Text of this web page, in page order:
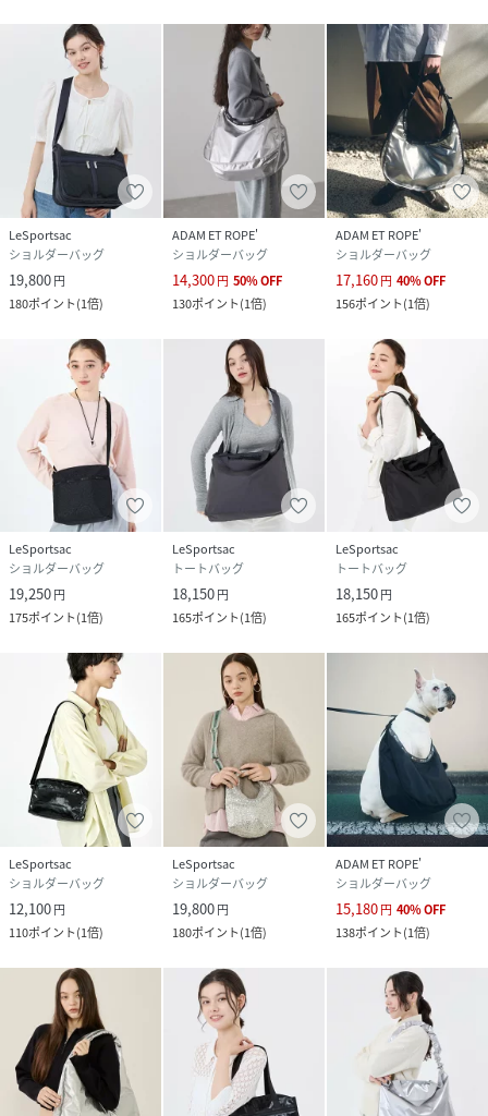
LeSportsac
ショルダーバッグ
19,800円
180ポイント(1倍)
ADAM ET ROPE'
ショルダーバッグ
14,300円 50%OFF
130ポイント(1倍)
ADAM ET ROPE'
ショルダーバッグ
17,160円 40%OFF
156ポイント(1倍)
LeSportsac
ショルダーバッグ
19,250円
175ポイント(1倍)
LeSportsac
トートバッグ
18,150円
165ポイント(1倍)
LeSportsac
トートバッグ
18,150円
165ポイント(1倍)
LeSportsac
ショルダーバッグ
12,100円
110ポイント(1倍)
LeSportsac
ショルダーバッグ
19,800円
180ポイント(1倍)
ADAM ET ROPE'
ショルダーバッグ
15,180円 40%OFF
138ポイント(1倍)